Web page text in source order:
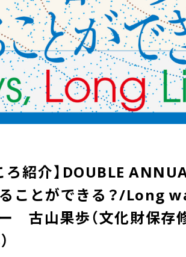
ろ紹介】DOUBLE
ことができる？/Long
古山果歩（文化財保存